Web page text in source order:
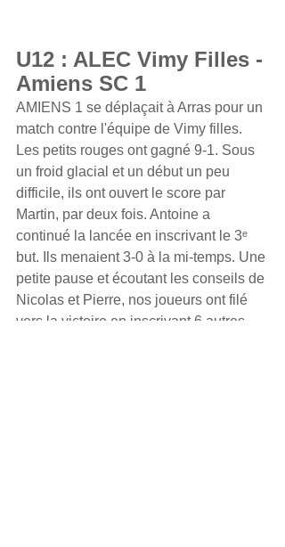
U12 : ALEC Vimy Filles -
Amiens SC 1
AMIENS 1 se déplaçait à Arras pour un
match contre l'équipe de Vimy filles.
Les petits rouges ont gagné 9-1. Sous
un froid glacial et un début un peu
difficile, ils ont ouvert le score par
Martin, par deux fois. Antoine a
continué la lancée en inscrivant le 3ᵉ
but. Ils menaient 3-0 à la mi-temps. Une
petite pause et écoutant les conseils de
Nicolas et Pierre, nos joueurs ont filé
vers la victoire en inscrivant 6 autres